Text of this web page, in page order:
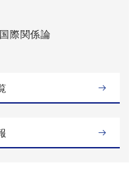
際関係論